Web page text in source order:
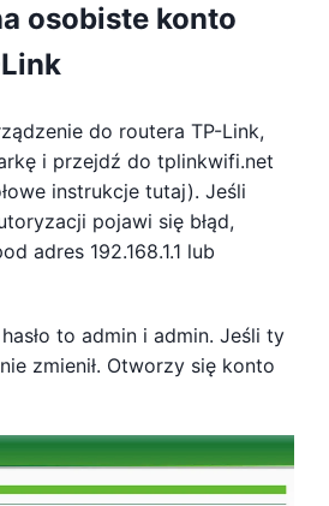
osobiste konto
do routera TP-Link,
i przejdź do tplinkwifi.net
instrukcje tutaj). Jeśli
pojawi się błąd,
adres 192.168.1.1 lub
to admin i admin. Jeśli ty
zmienił. Otworzy się konto